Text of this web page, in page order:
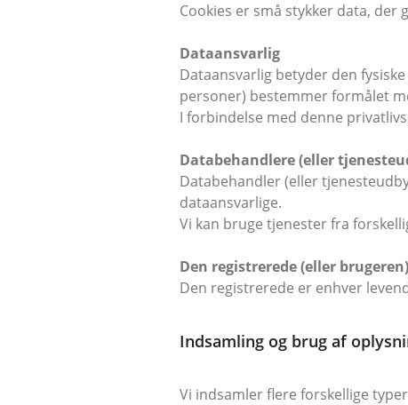
Cookies er små stykker data,
Dataansvarlig
Dataansvarlig betyder den
personer) bestemmer formålet
I forbindelse med denne
Databehandlere (eller
Databehandler (eller
dataansvarlige.
Vi kan bruge tjenester fra
Den registrerede (eller brugeren)
Den registrerede er enhver
Indsamling og brug af
Vi indsamler flere forskellige